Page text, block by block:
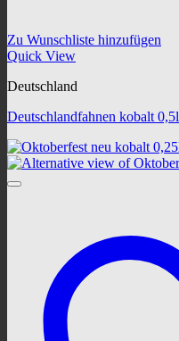
Zu Wunschliste hinzufügen
Quick View
Deutschland
Deutschlandfahnen kobalt 0,5l